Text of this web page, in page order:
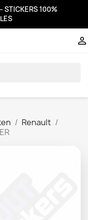
STICKERS 100%

Renault